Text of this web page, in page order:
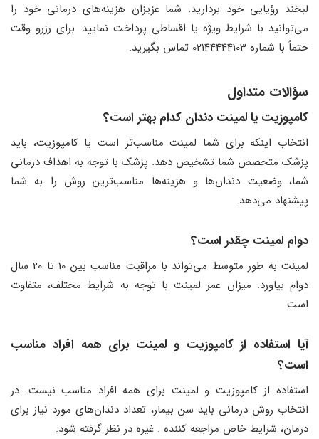
لبخند رؤیایی خود بردارید. شما عزیزان هزینه‌های درمانی خود را
می‌توانید با شرایط ویژه یا اقساطی پرداخت نمایید. برای رزرو وقت
حتماً با شماره 02144444103 تماس بگیرید.
سؤالات متداول
کامپوزیت یا لمینت دندان کدام بهتر است؟
انتخاب اینکه برای شما لمینت مناسب‌تر است یا کامپوزیت، باید
پزشک متخصص شما تشخیص دهد. پزشک با توجه به اهداف درمانی
شما، وضعیت دندان‌ها و هزینه‌ها مناسب‌ترین روش را به شما
پیشنهاد می‌دهد.
دوام لمینت چقدر است؟
لمینت به طور متوسط می‌تواند با مراقبت مناسب بین 10 تا 20 سال
دوام بیاورد. میزان عمر لمینت با توجه به شرایط مختلف، متفاوت
است.
آیا استفاده از کامپوزیت و لمینت برای همه افراد مناسب
است؟
استفاده از کامپوزیت و لمینت برای همه افراد مناسب نیست. در
انتخاب روش درمانی باید سن بیمار، تعداد دندان‌های مورد نیاز برای
درمان، شرایط خاص مراجعه کننده . غیره در نظر گرفته شود.